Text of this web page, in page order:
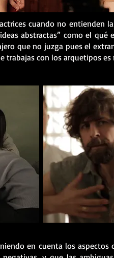
cuando no entienden
abstractas” como el
que no juzga pues el
con los arquetipos es
en cuenta los